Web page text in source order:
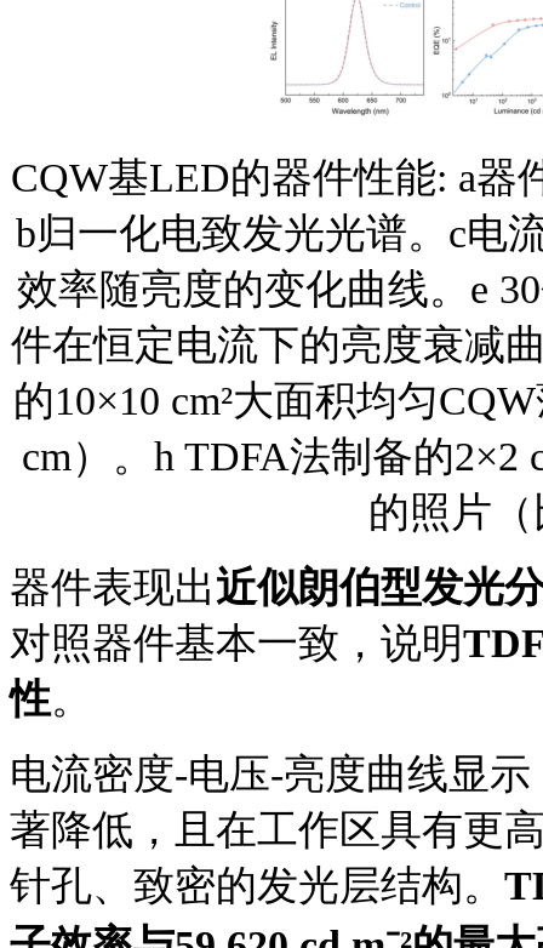
CQW基LED的器件性能: a器
b归一化电致发光光谱。c电
效率随亮度的变化曲线。e
件在恒定电流下的亮度衰减
的10×10 cm²大面积均匀
cm）。h TDFA法制备的2×2
的照片
器件表现出近似朗伯型发光
对照器件基本一致，说明
性。
电流密度-电压-亮度曲线显
著降低，且在工作区具有更
针孔、致密的发光层结构。